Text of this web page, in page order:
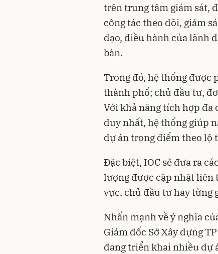
trên trung tâm giám sát,
công tác theo dõi, giám
đạo, điều hành của lãnh
bàn.
Trong đó, hệ thống được
thành phố; chủ đầu tư,
Với khả năng tích hợp
duy nhất, hệ thống giúp
dự án trọng điểm theo lộ
Đặc biệt, IOC sẽ đưa ra
lượng được cập nhật
vực, chủ đầu tư hay từng
Nhấn mạnh về ý nghĩa
Giám đốc Sở Xây dựng
đang triển khai nhiều dự